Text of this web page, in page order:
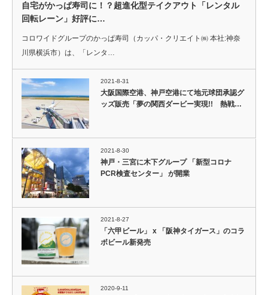
自宅がかっぱ寿司に！？超進化型テイクアウト「レンタル
回転レーン」好評に…
コロワイドグループのかっぱ寿司（カッパ・クリエイト㈱ 本社:神奈
川県横浜市）は、「レンタ…
2021-8-31
大阪国際空港、神戸空港にて地元球団承認グ
ッズ販売「夢の関西ダービー実現!! 熱戦…
2021-8-30
神戸・三宮に木下グループ 「新型コロナ
PCR検査センター」 が開業
2021-8-27
「六甲ビール」 x 「阪神タイガース」のコラ
ボビール新発売
2020-9-11